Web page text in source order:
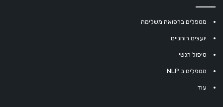
מטפלים ברפואה משלימה
יועצים רוחניים
טיפול רגשי
מטפלים ב NLP
עוד